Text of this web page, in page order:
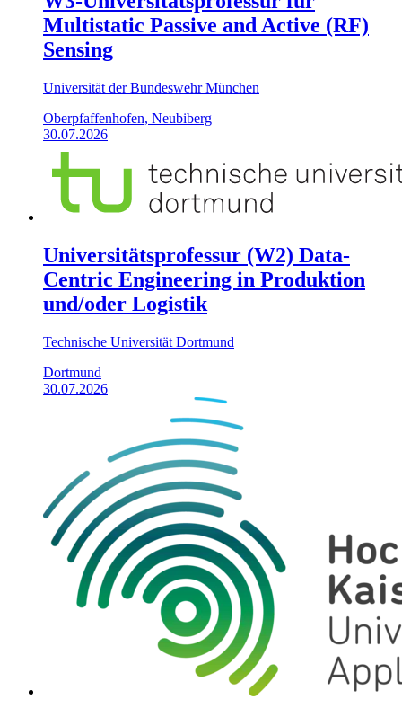
Multistatic Passive and Active (RF)
Sensing
Universität der Bundeswehr München
Oberpfaffenhofen, Neubiberg
30.07.2026
Universitätsprofessur (W2) Data-
Centric Engineering in Produktion
und/oder Logistik
Technische Universität Dortmund
Dortmund
30.07.2026